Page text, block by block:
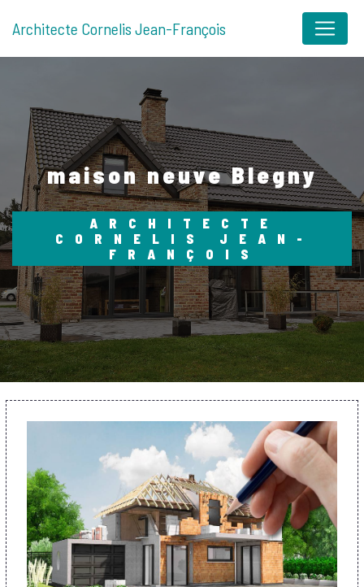
Architecte Cornelis Jean-François
maison neuve Blegny
ARCHITECTE
CORNELIS JEAN-
FRANÇOIS